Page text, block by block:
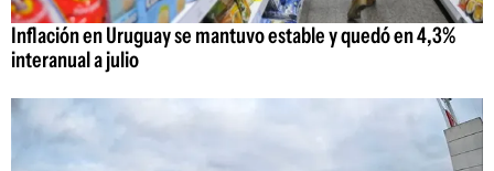
Inflación en Uruguay se mantuvo estable y quedó en 4,3%
interanual a julio